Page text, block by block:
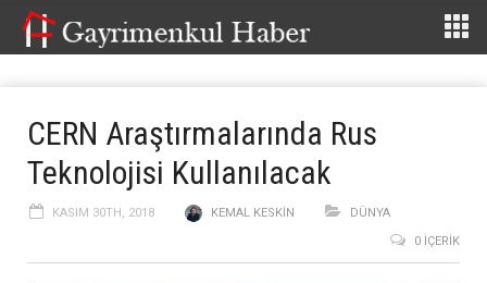
CERN Araştırmalarında Rus
Teknolojisi Kullanılacak
KASIM 30TH, 2018 KEMAL KESKIN
DÜNYA
0 İÇERIK